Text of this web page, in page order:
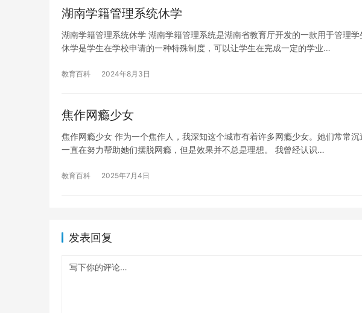
湖南学籍管理系统休学
湖南学籍管理系统休学 湖南学籍管理系统是湖南省教育厅开发的一款用于管理
休学是学生在学校申请的一种特殊制度，可以让学生在完成一定的学业…
教育百科 2024年8月3日
焦作网瘾少女
焦作网瘾少女 作为一个焦作人，我深知这个城市有着许多网瘾少女。她们常常
一直在努力帮助她们摆脱网瘾，但是效果并不总是理想。 我曾经认识…
教育百科 2025年7月4日
发表回复